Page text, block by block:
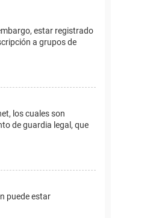
estar registrado
a grupos de
los cuales son
de guardia legal, que
puede estar